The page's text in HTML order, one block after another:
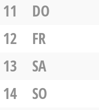
11
DO
12
FR
13
SA
14
SO